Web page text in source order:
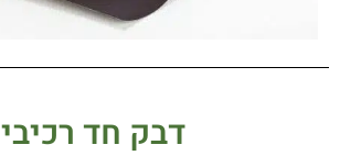
דבק חד רכיבי